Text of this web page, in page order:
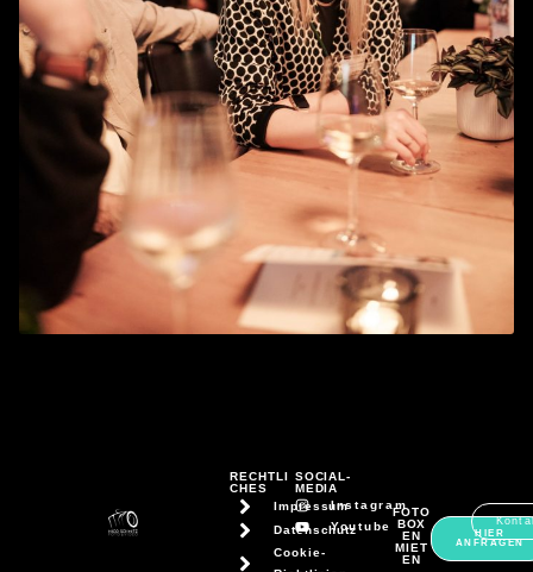
RECHTLI
CHES
Impressum
Datenschutz
Cookie-
SOCIAL-
MEDIA
Instagram
Youtube
FOTO
BOX
EN
MIET
EN
HIER
ANFRAGEN